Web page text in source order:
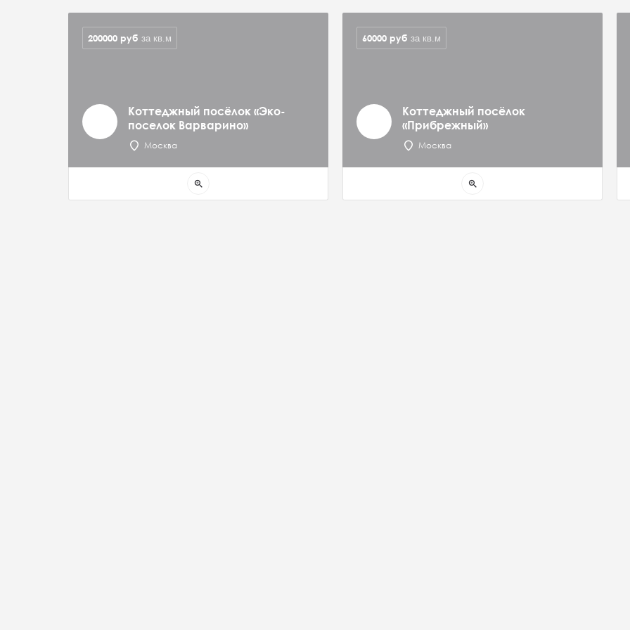
Коттеджный посёлок «Эко-
поселок Варварино»
Москва
200000 руб за кв.м
zoom_in
Коттеджный посёлок
«Прибрежный»
Москва
60000 руб за кв.м
zoom_in